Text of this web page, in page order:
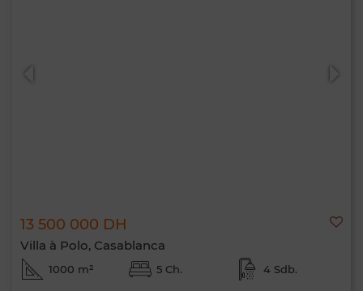
13 500 000 DH
Villa à Polo, Casablanca
1000 m² 5 Ch. 4 Sdb.